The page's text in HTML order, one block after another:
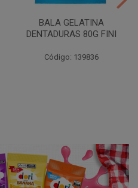
BALA GELATINA
DENTADURAS 80G FINI
Código: 139836